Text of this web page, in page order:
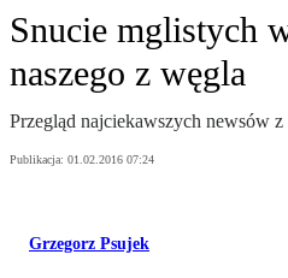
Snucie mglistych
naszego z węgla
Przegląd najciekawszych newsów z
Publikacja: 01.02.2016 07:24
Grzegorz Psujek